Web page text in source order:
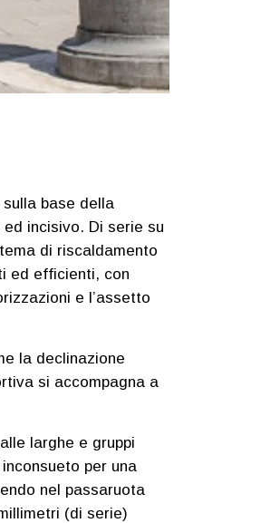
base della
incisivo. Di serie su
di riscaldamento
ed efficienti, con
e l’assetto
la declinazione
si accompagna a
larghe e gruppi
per una
nel passaruota
(di serie)